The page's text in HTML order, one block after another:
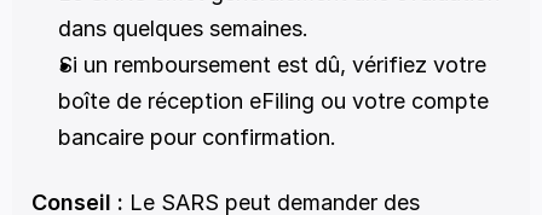
dans quelques semaines.
Si un remboursement est dû, vérifiez votre
boîte de réception eFiling ou votre compte
bancaire pour confirmation.
Conseil : Le SARS peut demander des